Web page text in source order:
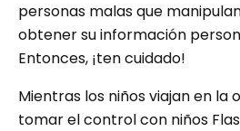
personas malas que
obtener su información
Entonces, ¡ten cuidado!
Mientras los niños viajan en la
tomar el control con niños